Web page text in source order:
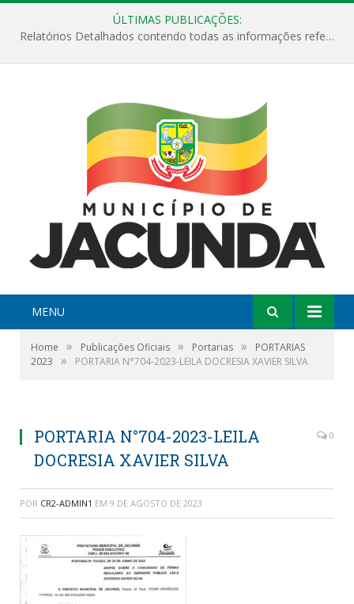
ÚLTIMAS PUBLICAÇÕES:
Relatórios Detalhados contendo todas as informações referentes a execução de recursos destinados ao fomento de projetos culturais no Município de Jacundá entre os anos de 2022 ao presente ano de 2026.
MENU
Home » Publicações Oficiais » Portarias »
PORTARIAS
2023
» PORTARIA N°704-2023-LEILA DOCRESIA XAVIER SILVA
PORTARIA N°704-2023-LEILA
DOCRESIA XAVIER SILVA
0
POR CR2-ADMIN1 EM 9 DE AGOSTO DE 2023